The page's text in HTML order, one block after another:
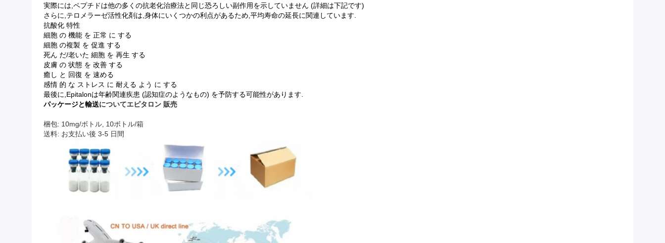
実際には,ペプチドは他の多くの抗老化治療法と同じ恐ろしい副作用を示していません (詳細は下記です)
さらに,テロメラーゼ活性化剤は,身体にいくつかの利点があるため,平均寿命の延長に関連しています.
抗酸化 特性
細胞 の 機能 を 正常 に する
細胞 の複製 を 促進 する
死ん だ/老いた 細胞 を 再生 する
皮膚 の 状態 を 改善 する
癒し と 回復 を 速める
感情 的 な ストレス に 耐える よう に する
最後に,Epitalonは年齢関連疾患 (認知症のようなもの) を予防する可能性があります.
パッケージと輸送についてエピタロン 販売
梱包: 10mg/ボトル, 10ボトル/箱
送料: お支払い後 3-5 日間